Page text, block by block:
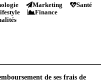
Marketing
Santé
Finance
de ses frais de